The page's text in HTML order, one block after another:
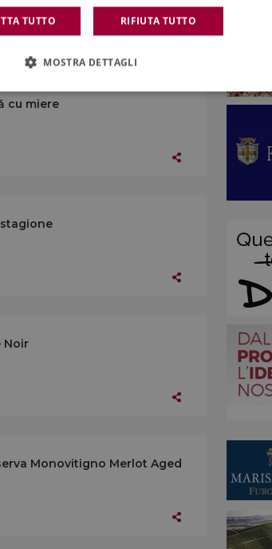
cu miere
Noir
Monovitigno Merlot Aged
TUTTO RIFIUTA TUTTO
MOSTRA DETTAGLI